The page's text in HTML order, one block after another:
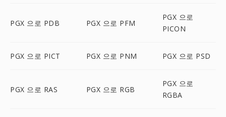
PGX 으로 PDB PGX 으로 PFM
PGX 으로
PICON
PGX 으로 PICT PGX 으로 PNM PGX 으로 PSD
PGX 으로 RAS PGX 으로 RGB
PGX 으로
RGBA